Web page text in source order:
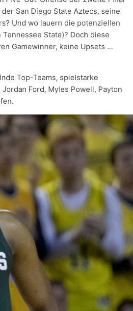
San Diego State Aztecs, seine
Und wo lauern die potenziellen
State)? Doch diese
Gamewinner, keine Upsets …
Top-Teams, spielstarke
Ford, Myles Powell, Payton